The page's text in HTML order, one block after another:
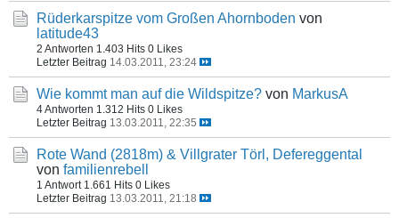
Rüderkarspitze vom Großen Ahornboden von
latitude43
2 Antworten 1.403 Hits 0 Likes
Letzter Beitrag 14.03.2011, 23:24
Wie kommt man auf die Wildspitze? von MarkusA
4 Antworten 1.312 Hits 0 Likes
Letzter Beitrag 13.03.2011, 22:35
Rote Wand (2818m) & Villgrater Törl, Defereggental
von familienrebell
1 Antwort 1.661 Hits 0 Likes
Letzter Beitrag 13.03.2011, 21:18